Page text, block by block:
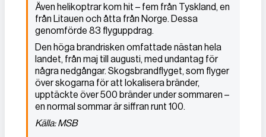
Även helikoptrar kom hit – fem från Tyskland, en
från Litauen och åtta från Norge. Dessa
genomförde 83 flyguppdrag.
Den höga brandrisken omfattade nästan hela
landet, från maj till augusti, med undantag för
några nedgångar. Skogsbrandflyget, som flyger
över skogarna för att lokalisera bränder,
upptäckte över 500 bränder under sommaren –
en normal sommar är siffran runt 100.
Källa: MSB